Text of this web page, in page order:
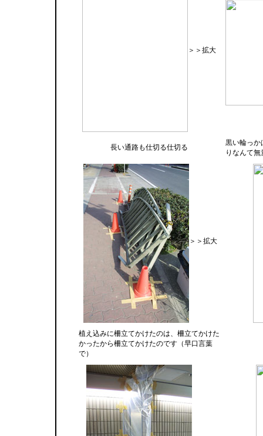
＞＞拡大
長い通路も仕切る仕切る
黒い輪っか
りなんて
＞＞拡大
植え込みに柵立てかけたのは、柵立てかけた
かったから柵立てかけたのです（早口言葉
で）